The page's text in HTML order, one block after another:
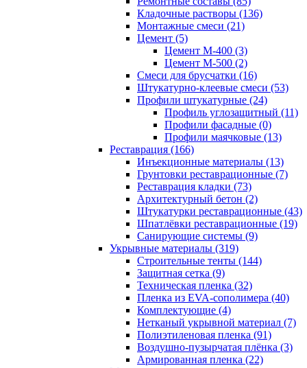
Кладочные растворы (136)
Монтажные смеси (21)
Цемент (5)
Цемент М-400 (3)
Цемент М-500 (2)
Смеси для брусчатки (16)
Штукатурно-клеевые смеси (53)
Профили штукатурные (24)
Профиль углозащитный (11)
Профили фасадные (0)
Профили маячковые (13)
Реставрация (166)
Инъекционные материалы (13)
Грунтовки реставрационные (7)
Реставрация кладки (73)
Архитектурный бетон (2)
Штукатурки реставрационные (43)
Шпатлёвки реставрационные (19)
Санирующие системы (9)
Укрывные материалы (319)
Строительные тенты (144)
Защитная сетка (9)
Техническая пленка (32)
Пленка из EVA-сополимера (40)
Комплектующие (4)
Нетканый укрывной материал (7)
Полиэтиленовая пленка (91)
Воздушно-пузырчатая плёнка (3)
Армированная пленка (22)